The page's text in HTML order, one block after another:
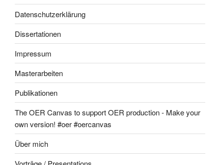
Datenschutzerklärung
Dissertationen
Impressum
Masterarbeiten
Publikationen
The OER Canvas to support OER production - Make your
own version! #oer #oercanvas
Über mich